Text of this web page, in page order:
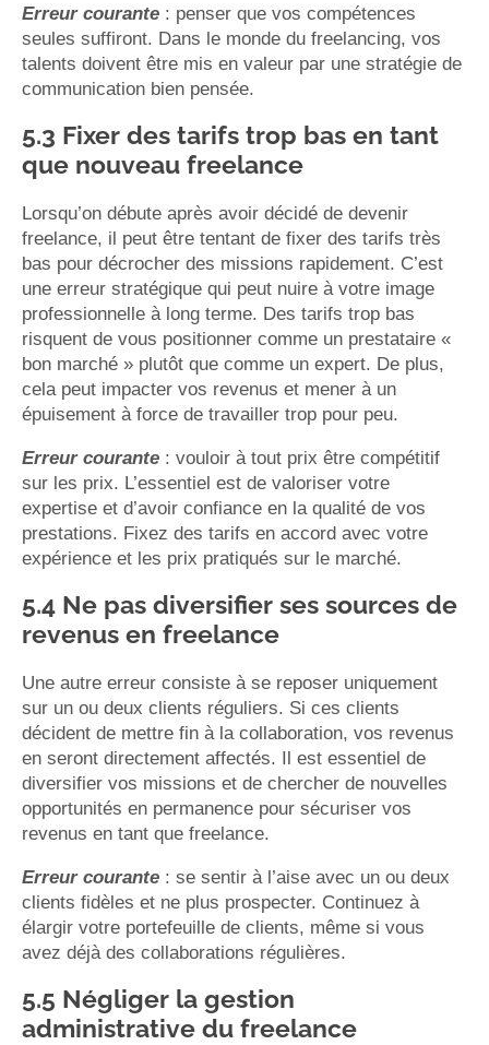
Erreur courante : penser que vos compétences
seules suffiront. Dans le monde du freelancing, vos
talents doivent être mis en valeur par une stratégie de
communication bien pensée.
5.3 Fixer des tarifs trop bas en tant
que nouveau freelance
Lorsqu’on débute après avoir décidé de devenir
freelance, il peut être tentant de fixer des tarifs très
bas pour décrocher des missions rapidement. C’est
une erreur stratégique qui peut nuire à votre image
professionnelle à long terme. Des tarifs trop bas
risquent de vous positionner comme un prestataire «
bon marché » plutôt que comme un expert. De plus,
cela peut impacter vos revenus et mener à un
épuisement à force de travailler trop pour peu.
Erreur courante : vouloir à tout prix être compétitif
sur les prix. L’essentiel est de valoriser votre
expertise et d’avoir confiance en la qualité de vos
prestations. Fixez des tarifs en accord avec votre
expérience et les prix pratiqués sur le marché.
5.4 Ne pas diversifier ses sources de
revenus en freelance
Une autre erreur consiste à se reposer uniquement
sur un ou deux clients réguliers. Si ces clients
décident de mettre fin à la collaboration, vos revenus
en seront directement affectés. Il est essentiel de
diversifier vos missions et de chercher de nouvelles
opportunités en permanence pour sécuriser vos
revenus en tant que freelance.
Erreur courante : se sentir à l’aise avec un ou deux
clients fidèles et ne plus prospecter. Continuez à
élargir votre portefeuille de clients, même si vous
avez déjà des collaborations régulières.
5.5 Négliger la gestion
administrative du freelance